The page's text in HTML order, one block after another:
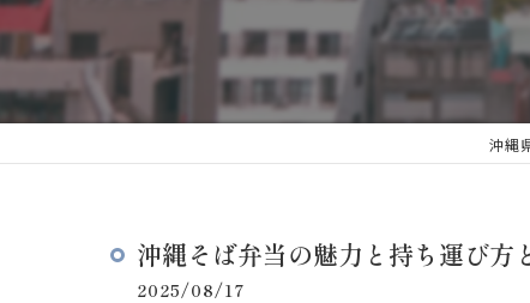
沖縄
沖縄そば弁当の魅力と持ち運び方
2025/08/17